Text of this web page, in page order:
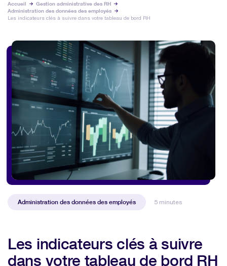
Accueil
Gestion administrative des RH
Administration des données des employés
Les indicateurs clés à suivre dans votre tableau de bord RH
Administration des données des employés 5 minutes
Les indicateurs clés à suivre
dans votre tableau de bord RH